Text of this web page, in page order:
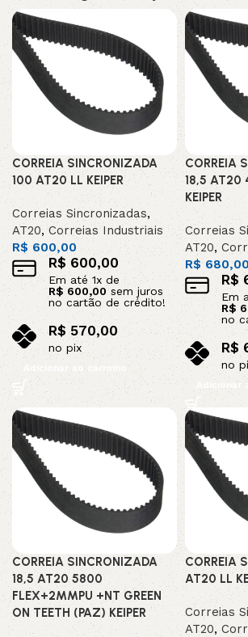
CORREIA SINCRONIZADA
100 AT20 LL KEIPER
Correias Sincronizadas,
AT20,Correias Industriais
R$ 600,00
R$ 600,00
Em até 1x de
R$ 600,00sem juros
no cartão de crédito!
R$ 570,00
no pix
Adicionar ao carrinho
CORREIA
18,5 AT20
KEIPER
Correias
AT20,
R$680,00
R$
Em
R$
no
R$
no
Adicionar
CORREIA SINCRONIZADA
18,5 AT20 5800
FLEX+2MMPU +NT GREEN
ON TEETH (PAZ) KEIPER
CORREIA
AT20 LL
Correias
AT20,